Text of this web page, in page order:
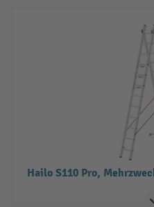
Hailo S110 Pro,